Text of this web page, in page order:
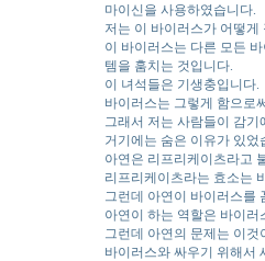
마이신을 사용하였습니다.
저는 이 바이러스가 어떻
이 바이러스는 다른 모든
템을 훔치는 것입니다.
이 녀석들은 기생충입니다.
바이러스는 그렇게 함으로
그래서 저는 사람들이 감
거기에는 숨은 이유가 있었
아연은 리프리케이츠라고
리프리케이츠라는 효소는
그런데 아연이 바이러스를
아연이 하는 역할은 바이
그런데 아연의 문제는 이
바이러스와 싸우기 위해서